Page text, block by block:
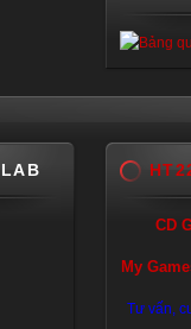
LAB
CD
My
Tư vấn,